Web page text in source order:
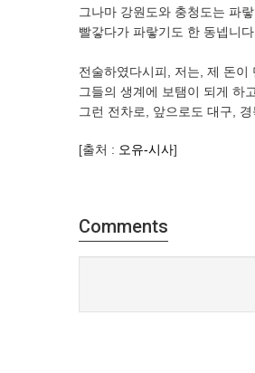
그나마 강원도와 충청도는 파
빨갛다가 파랗기도 한 동넵니다.
전술하였다시피, 저는, 제 돈이
그들의 생계에 보탬이 되게 하
그런 전차로, 앞으로도 대구,
[출처 : 오유-시사]
Comments